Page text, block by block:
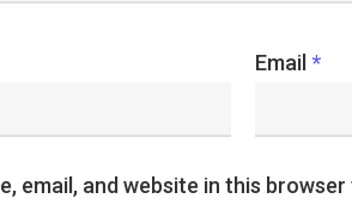
Email *
email, and website in this